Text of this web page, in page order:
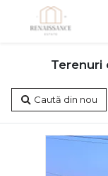
Terenuri
Caută din nou